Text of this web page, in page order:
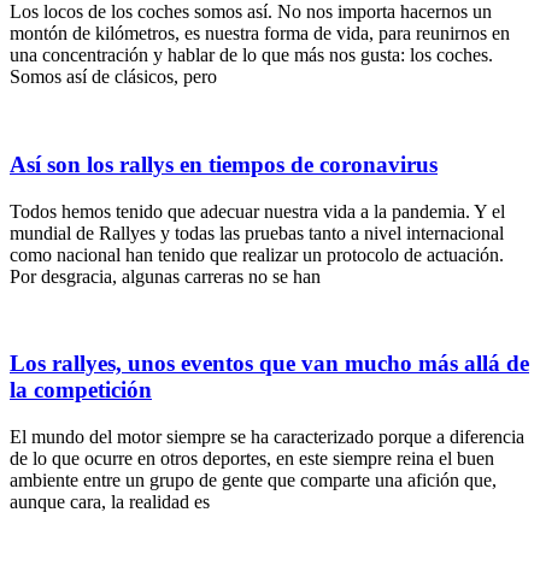
Los locos de los coches somos así. No nos importa hacernos un
montón de kilómetros, es nuestra forma de vida, para reunirnos en
una concentración y hablar de lo que más nos gusta: los coches.
Somos así de clásicos, pero
Así son los rallys en tiempos de coronavirus
Todos hemos tenido que adecuar nuestra vida a la pandemia. Y el
mundial de Rallyes y todas las pruebas tanto a nivel internacional
como nacional han tenido que realizar un protocolo de actuación.
Por desgracia, algunas carreras no se han
Los rallyes, unos eventos que van mucho más allá de
la competición
El mundo del motor siempre se ha caracterizado porque a diferencia
de lo que ocurre en otros deportes, en este siempre reina el buen
ambiente entre un grupo de gente que comparte una afición que,
aunque cara, la realidad es